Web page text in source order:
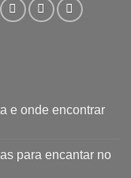
e onde encontrar
para encantar no